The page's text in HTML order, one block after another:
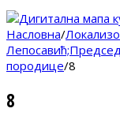
Насловна/
породице/8
8